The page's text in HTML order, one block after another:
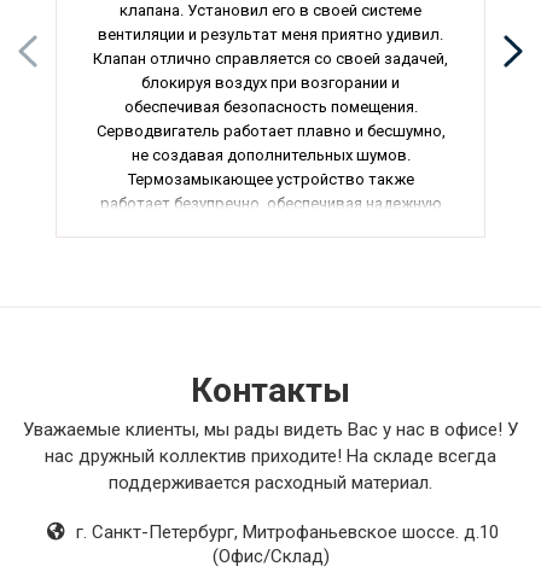
клапана. Установил его в своей системе
вентиляции и результат меня приятно удивил.
Клапан отлично справляется со своей задачей,
блокируя воздух при возгорании и
обеспечивая безопасность помещения.
Серводвигатель работает плавно и бесшумно,
не создавая дополнительных шумов.
Термозамыкающее устройство также
работает безупречно, обеспечивая надежную
Контакты
Уважаемые клиенты, мы рады видеть Вас у нас в офисе! У
нас дружный коллектив приходите! На складе всегда
поддерживается расходный материал.
г. Санкт-Петербург, Митрофаньевское шоссе. д.10
(Офис/Склад)